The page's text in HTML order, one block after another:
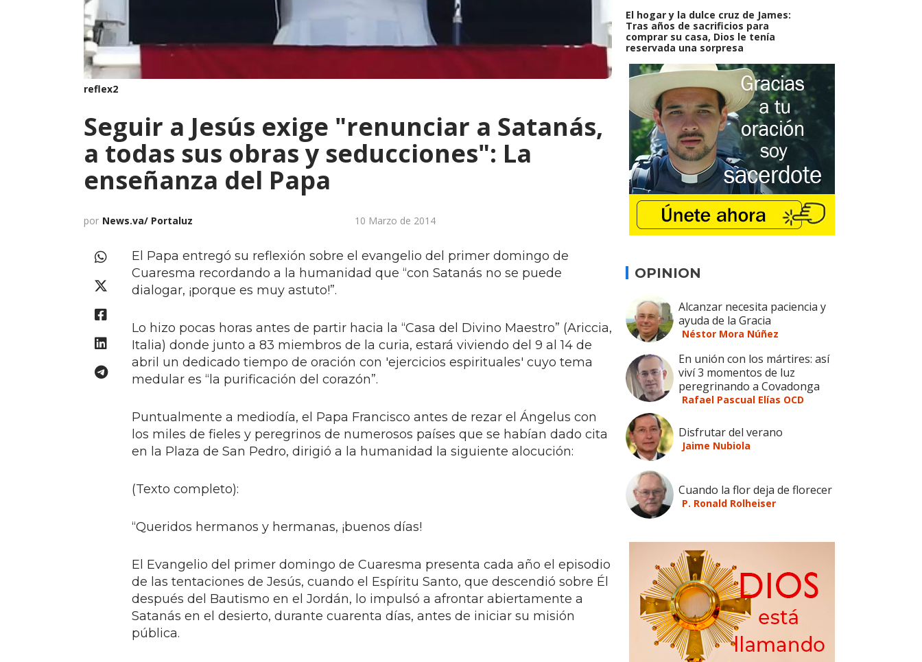
reflex2
Seguir a Jesús exige "renunciar a Satanás,
a todas sus obras y seducciones": La
enseñanza del Papa
por News.va/ Portaluz 10 Marzo de 2014
El Papa entregó su reflexión sobre el evangelio del primer domingo de
Cuaresma recordando a la humanidad que “con Satanás no se puede
dialogar, ¡porque es muy astuto!”.
Lo hizo pocas horas antes de partir hacia la “Casa del Divino Maestro” (Ariccia,
Italia) donde junto a 83 miembros de la curia, estará viviendo del 9 al 14 de
abril un dedicado tiempo de oración con 'ejercicios espirituales' cuyo tema
medular es “la purificación del corazón”.
Puntualmente a mediodía, el Papa Francisco antes de rezar el Ángelus con
los miles de fieles y peregrinos de numerosos países que se habían dado cita
en la Plaza de San Pedro, dirigió a la humanidad la siguiente alocución:
(Texto completo):
“Queridos hermanos y hermanas, ¡buenos días!
El Evangelio del primer domingo de Cuaresma presenta cada año el episodio
de las tentaciones de Jesús, cuando el Espíritu Santo, que descendió sobre Él
después del Bautismo en el Jordán, lo impulsó a afrontar abiertamente a
Satanás en el desierto, durante cuarenta días, antes de iniciar su misión
pública.
El hogar y la dulce cruz de James:
Tras años de sacrificios para
comprar su casa, Dios le tenía
reservada una sorpresa
OPINION
Alcanzar necesita paciencia y
ayuda de la Gracia
Néstor Mora Núñez
En unión con los mártires: así
viví 3 momentos de luz
peregrinando a Covadonga
Rafael Pascual Elías OCD
Disfrutar del verano
Jaime Nubiola
Cuando la flor deja de florecer
P. Ronald Rolheiser